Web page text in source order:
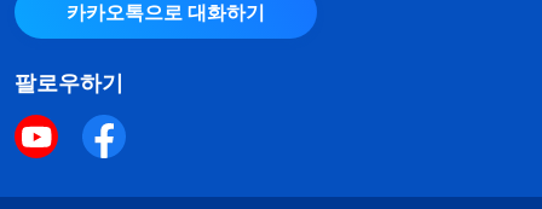
카카오톡으로 대화하기
팔로우하기